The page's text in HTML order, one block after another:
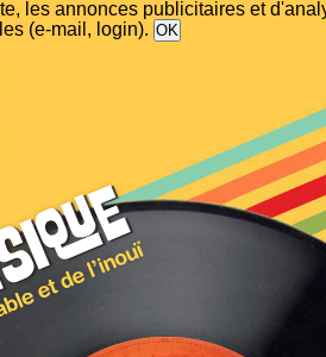
les annonces publicitaires et
(e-mail, login).